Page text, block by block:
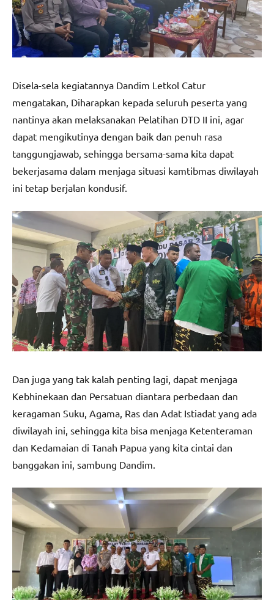
Disela-sela kegiatannya Dandim Letkol Catur
mengatakan, Diharapkan kepada seluruh peserta yang
nantinya akan melaksanakan Pelatihan DTD II ini, agar
dapat mengikutinya dengan baik dan penuh rasa
tanggungjawab, sehingga bersama-sama kita dapat
bekerjasama dalam menjaga situasi kamtibmas diwilayah
ini tetap berjalan kondusif.
Dan juga yang tak kalah penting lagi, dapat menjaga
Kebhinekaan dan Persatuan diantara perbedaan dan
keragaman Suku, Agama, Ras dan Adat Istiadat yang ada
diwilayah ini, sehingga kita bisa menjaga Ketenteraman
dan Kedamaian di Tanah Papua yang kita cintai dan
banggakan ini, sambung Dandim.